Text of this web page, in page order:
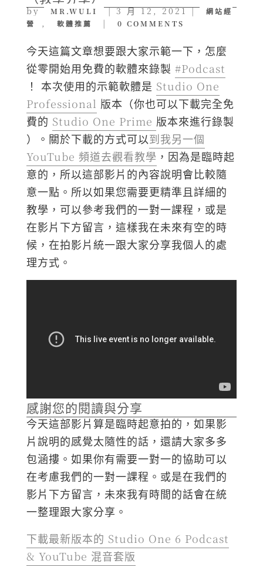
by MR.WULI |3 月 12, 2021|
網站經
營
, 軟體推薦 | 0 COMMENTS
今天這篇文章想要跟大家示範一下，怎麼
從零開始用免費的軟體來錄製 #Podcast
！ 本次使用的示範軟體是 Studio One
Professional 版本（你也可以下載完全免
費的 Studio One Prime 版本來進行錄製
）。關於下載的方式可以到我另一個
YouTube​ 頻道去觀看教學 ，因為是臨時起
意的，所以這部影片的內容說明會比較隨
意一點。所以如果您需要更精準且詳細的
教學，可以參考我們的一對一課程，或是
在影片下方留言，這樣我在未來有空的時
候，在拍影片統一跟大家分享我個人的處
理方式。
感謝您的閱讀與分享
今天這部影片算是臨時起意拍的，如果影
片說明的感覺太隨性的話，還請大家多多
包涵摟。如果你有需要一對一的協助可以
在考慮我們的一對一課程。或是在我們的
影片下方留言，未來我有時間的話會在統
一整理跟大家分享。
下載最新版本的 Studio One 6 Podcast
& YouTube 混音套版